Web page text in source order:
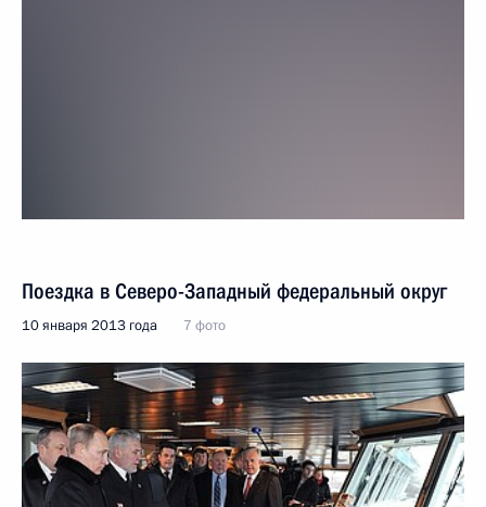
Поездка в Северо-Западный федеральный округ
10 января 2013 года 7 фото